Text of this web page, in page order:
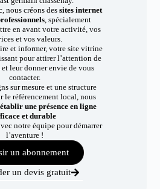
nous créons dessites internet
, spécialement
en avant votre activité, vos
et vos valeurs.
et informer, votre site vitrine
pour attirer l’attention de
et leur donner envie de vous
contacter.
sur mesure et une structure
le référencement local, nous
établir une présence en ligne
et durable
notre équipe pour démarrer
l’aventure !
un abonnement
un devis gratuit